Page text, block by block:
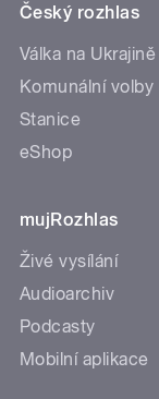
Český rozhlas
Válka na Ukrajině
Komunální volby
Stanice
eShop
mujRozhlas
Živé vysílání
Audioarchiv
Podcasty
Mobilní aplikace